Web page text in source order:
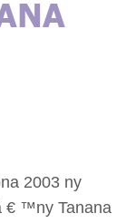
2003 ny
€ ™ny Tanana